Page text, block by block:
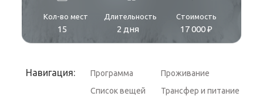
Кол-во мест Длительность
15 2 дня
Стоимость
17 000 ₽
Навигация: Программа
Проживание
Трансфер и питание
Список вещей